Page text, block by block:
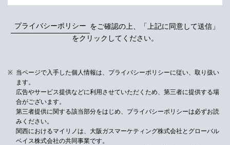
プライバシーポリシー をご確認の上、「上記に同意して送信」
をクリックしてください。
当ページで入手した個人情報は、プライバシーポリシーに従い、取り扱い
ます。
広告やサービス提供などに利用させていただくため、第三者に提供する場
合がございます。
第三者提供に関する該当部分をはじめ、プライバシーポリシーは必ずお読
みください。
関西におけるマイリノは、大阪ガスマーケティング株式会社とグローバル
ベイス株式会社の共同事業です。